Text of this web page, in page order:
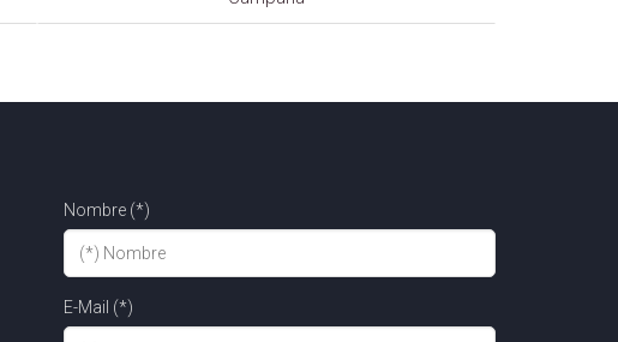
Nombre (*)
E-Mail (*)